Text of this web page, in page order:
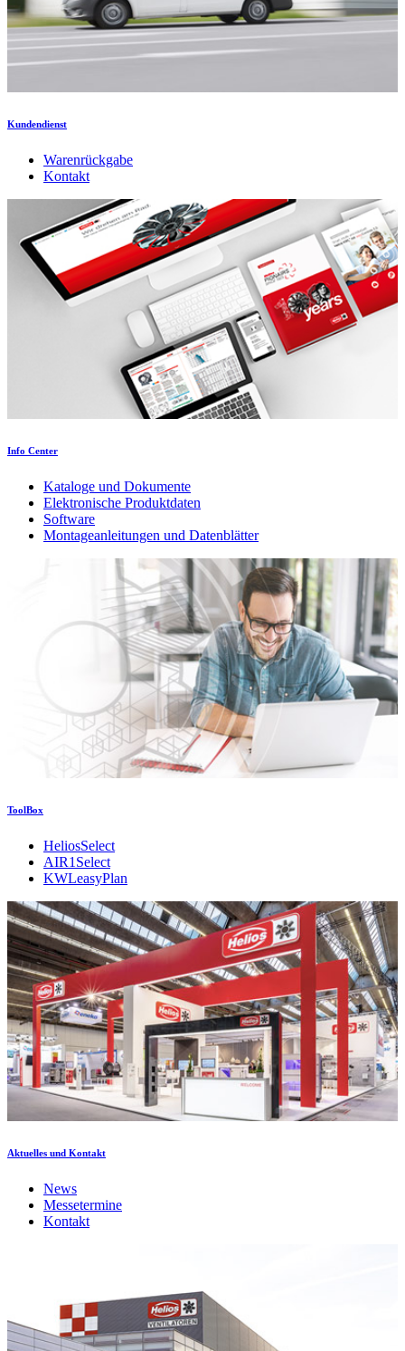
Kundendienst
Warenrückgabe
Kontakt
Info Center
Kataloge und Dokumente
Elektronische Produktdaten
Software
Montageanleitungen und Datenblätter
ToolBox
HeliosSelect
AIR1Select
KWLeasyPlan
Aktuelles und Kontakt
News
Messetermine
Kontakt